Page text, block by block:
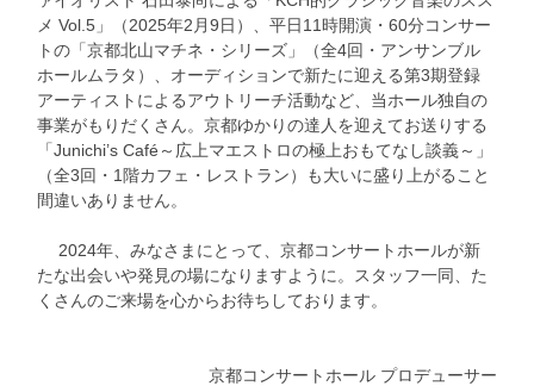
メ Vol.5」（2025年2月9日）、平日11時開演・60分コンサー
トの「京都北山マチネ・シリーズ」（全4回・アンサンブル
ホールムラタ）、オーディションで新たに迎える第3期登録
アーティストによるアウトリーチ活動など、当ホール独自の
事業がもりだくさん。京都ゆかりの達人を迎えてお送りする
「Junichi’s Café～広上マエストロの極上おもてなし談義～」
（全3回・1階カフェ・レストラン）も大いに盛り上がること
間違いありません。
2024年、みなさまにとって、京都コンサートホールが新
たな出会いや発見の場になりますように。スタッフ一同、た
くさんのご来場を心からお待ちしております。
京都コンサートホール プロデューサー